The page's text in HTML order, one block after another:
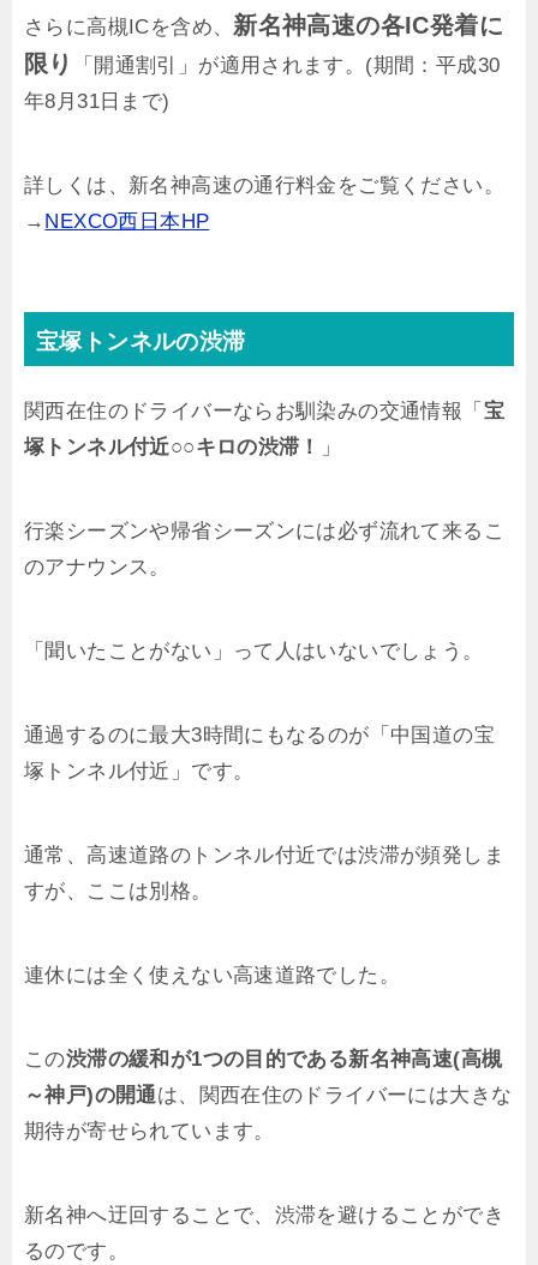
さらに高槻ICを含め、新名神高速の各IC発着に
限り
「開通割引」が適用されます。(期間：平成30
年8月31日まで)
詳しくは、新名神高速の通行料金をご覧ください。
→ NEXCO西日本HP
宝塚トンネルの渋滞
関西在住のドライバーならお馴染みの交通情報「 宝
塚トンネル付近○○キロの渋滞！
」
行楽シーズンや帰省シーズンには必ず流れて来るこ
のアナウンス。
「聞いたことがない」って人はいないでしょう。
通過するのに最大3時間にもなるのが「中国道の宝
塚トンネル付近」です。
通常、高速道路のトンネル付近では渋滞が頻発しま
すが、ここは別格。
連休には全く使えない高速道路でした。
この渋滞の緩和が1つの目的である新名神高速(高槻
～神戸)の開通は、関西在住のドライバーには大きな
期待が寄せられています。
新名神へ迂回することで、渋滞を避けることができ
るのです。